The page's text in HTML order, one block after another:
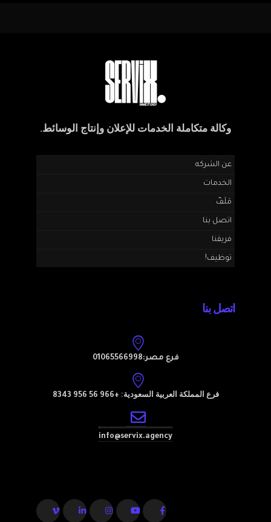
وكالة متكاملة الخدمات للإعلان وإنتاج الوسائط.
عن الشركه
الخدمات
مَلَفّ
اتصل بنا
فريقنا
توظيف!
اتصل بنا
فرع مصر:01065566998
فرع المملكة العربية السعودية: +966 56 956 8343
info@servix.agency